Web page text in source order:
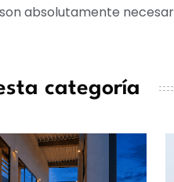
absolutamente
categoría